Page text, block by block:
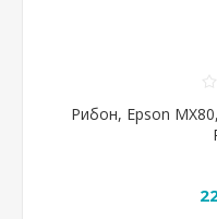
Рибон, Epson